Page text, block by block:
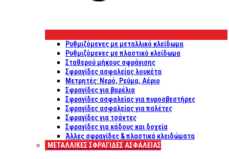
Ρυθμιζόμενες με μεταλλικό κλείδωμα
Ρυθμιζόμενες με πλαστικό κλείδωμα
Σταθερού μήκους σφράγισης
Σφραγίδες ασφαλείας λουκέτα
Μετρητές: Νερό, Ρεύμα, Αέριο
Σφραγίδες για βαρέλια
Σφραγίδες ασφαλείας για πυροσβεστήρες
Σφραγίδες ασφαλείας για παλέτες
Σφραγίδες για τσάντες
Σφραγίδες για κάδους και δοχεία
Άλλες σφραγίδες & πλαστικά κλειδώματα
ΜΕΤΑΛΛΙΚΕΣ ΣΦΡΑΓΙΔΕΣ ΑΣΦΑΛΕΙΑΣ